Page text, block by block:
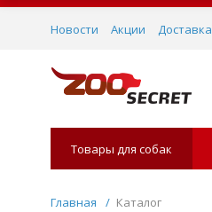
Новости Акции Доставка
Товары для собак
Главная / Каталог